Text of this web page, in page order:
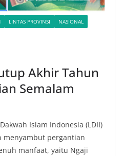
LINTAS PROVINSI
NASIONAL
Akhir Tahun
Semalam
Islam Indonesia (LDII)
menyambut pergantian
manfaat, yaitu Ngaji